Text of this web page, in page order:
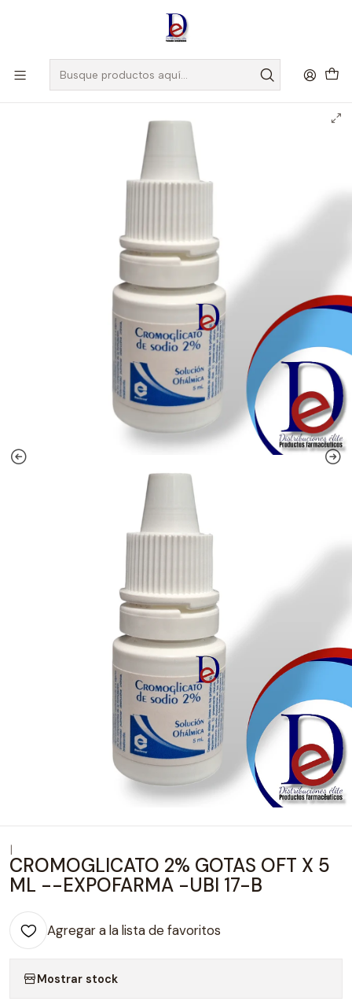
, Si eres nuevo regístrate
CROMOGLICATO 2% GOTAS OFT X 5 ML --EXPOFARMA -UBI 17-
B
CROMOGLICATO 2% GOTAS OFT X 5
ML --EXPOFARMA -UBI 17-B
Agregar a la lista de favoritos
Mostrar stock